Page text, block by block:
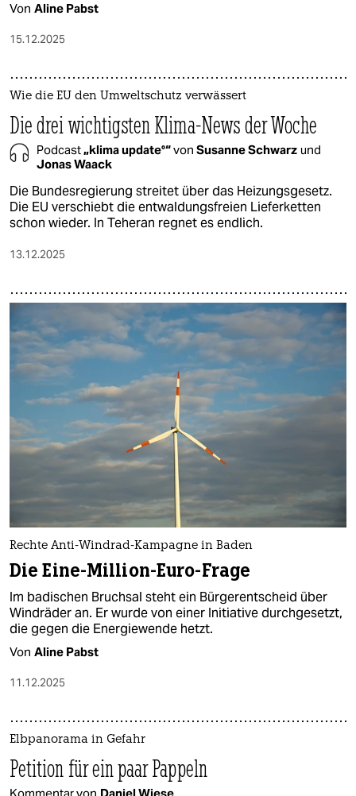
Von Aline Pabst
15.12.2025
Wie die EU den Umweltschutz verwässert
Die drei wichtigsten Klima-News der Woche
Podcast„klima update°“von Susanne Schwarz und
Jonas Waack
Die Bundesregierung streitet über das Heizungsgesetz.
Die EU verschiebt die entwaldungsfreien Lieferketten
schon wieder. In Teheran regnet es endlich.
13.12.2025
Rechte Anti-Windrad-Kampagne in Baden
Die Eine-Million-Euro-Frage
Im badischen Bruchsal steht ein Bürgerentscheid über
Windräder an. Er wurde von einer Initiative durchgesetzt,
die gegen die Energiewende hetzt.
Von Aline Pabst
11.12.2025
Elbpanorama in Gefahr
Petition für ein paar Pappeln